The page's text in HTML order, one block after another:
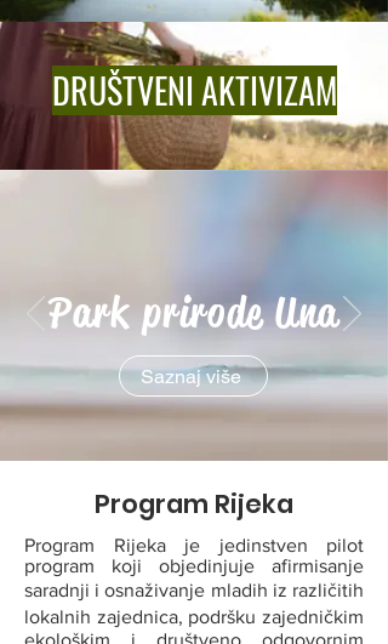
DRUŠTVENI AKTIVIZAM
Park prirode Una
Saznaj više
Program Rijeka
Program Rijeka je jedinstven pilot
program koji objedinjuje afirmisanje
saradnji i osnaživanje mladih iz različitih
lokalnih zajednica, podršku zajedničkim
ekološkim i društveno odgovornim